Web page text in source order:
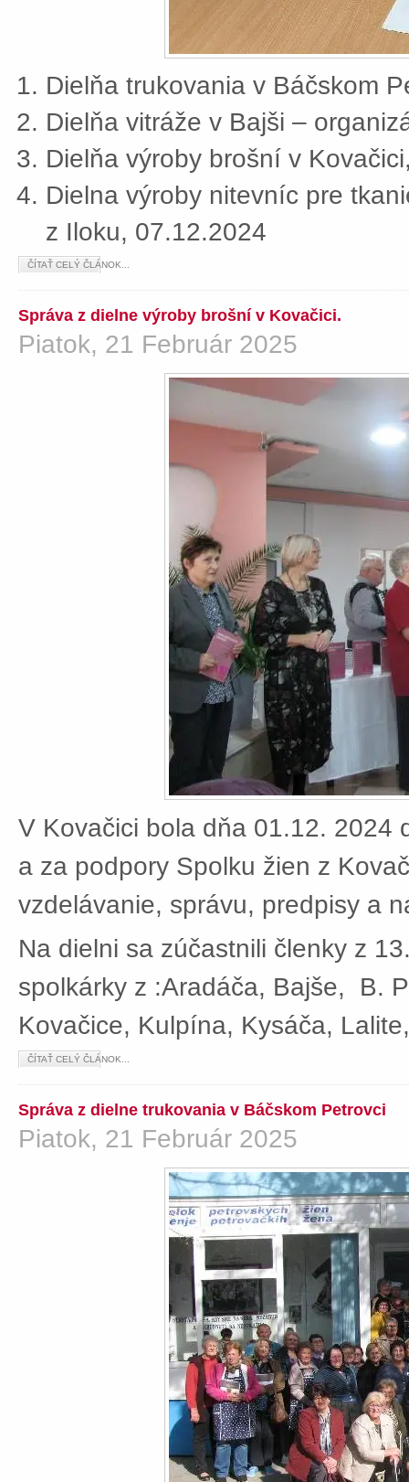
Dielňa trukovania v Báčskom
Dielňa vitráže v Bajši –
Dielňa výroby brošní v
Dielna výroby nitevníc pre
z Iloku, 07.12.2024
ČÍTAŤ CELÝ ČLÁNOK...
Správa z dielne výroby brošní v Kovačici.
Piatok, 21 Február 2025
V Kovačici bola dňa 01.12. 2024
a za podpory Spolku žien z
vzdelávanie, správu, predpisy a
Na dielni sa zúčastnili členky z
spolkárky z :Aradáča, Bajše, B.
Kovačice, Kulpína, Kysáča,
ČÍTAŤ CELÝ ČLÁNOK...
Správa z dielne trukovania v Báčskom Petrovci
Piatok, 21 Február 2025